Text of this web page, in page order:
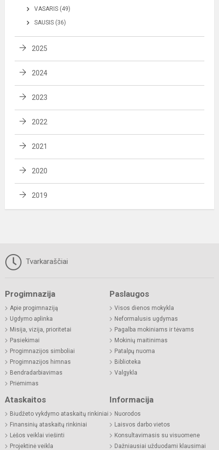
VASARIS (49)
SAUSIS (36)
2025
2024
2023
2022
2021
2020
2019
Tvarkaraščiai
Progimnazija
Apie progimnaziją
Ugdymo aplinka
Misija, vizija, prioritetai
Pasiekimai
Progimnazijos simboliai
Progimnazijos himnas
Bendradarbiavimas
Priėmimas
Paslaugos
Visos dienos mokykla
Neformalusis ugdymas
Pagalba mokiniams ir tėvams
Mokinių maitinimas
Patalpų nuoma
Biblioteka
Valgykla
Ataskaitos
Biudžeto vykdymo ataskaitų rinkiniai
Finansinių ataskaitų rinkiniai
Lėšos veiklai viešinti
Projektinė veikla
Informacija
Nuorodos
Laisvos darbo vietos
Konsultavimasis su visuomene
Dažniausiai užduodami klausimai